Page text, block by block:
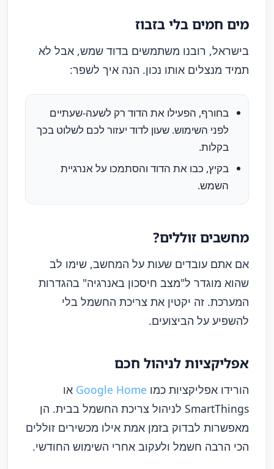
מים חמים בלי בזבוז
בישראל, רובנו משתמשים בדוד שמש, אבל לא
תמיד מנצלים אותו נכון. הנה איך לשפר:
בחורף, הפעילו את הדוד רק לשעה-שעתיים
לפני השימוש. שעון לדוד יעזור לכם לשלוט בכך
בקלות.
בקיץ, כבו את הדוד והסתמכו על אנרגיית
השמש.
מחשבים זוללים?
אם אתם עובדים שעות על המחשב, שימו לב
שהוא מוגדר ל"מצב חיסכון באנרגיה" בהגדרות
המערכת. זה יקטין את צריכת החשמל בלי
להשפיע על הביצועים.
אפליקציות לניהול חכם
הורידו אפליקציות כמו Google Home או
SmartThings לניהול צריכת החשמל בבית. הן
מאפשרות לבדוק בזמן אמת אילו מכשירים זוללים
הכי הרבה חשמל ולעקוב אחרי השימוש החודשי.